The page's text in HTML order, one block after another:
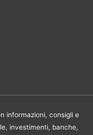
informazioni, consigli e
investimenti, banche,